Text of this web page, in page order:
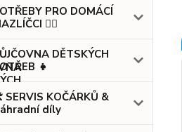
PRO DOMÁCÍ
🐕‍🦺
DĚTSKÝCH
👧
KOČÁRKŮ &
díly